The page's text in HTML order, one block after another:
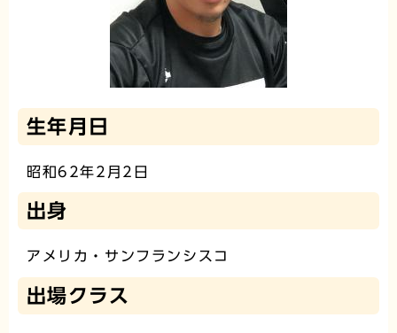
生年月日
昭和62年2月2日
出身
アメリカ・サンフランシスコ
出場クラス